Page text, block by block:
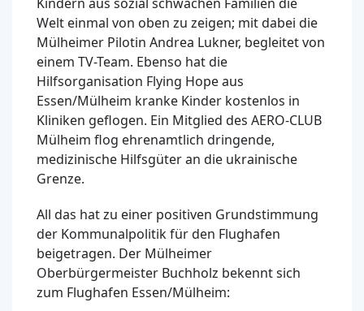
Welt einmal von oben zu zeigen; mit dabei die
Mülheimer Pilotin Andrea Lukner, begleitet von
einem TV-Team. Ebenso hat die
Hilfsorganisation Flying Hope aus
Essen/Mülheim kranke Kinder kostenlos in
Kliniken geflogen. Ein Mitglied des AERO-CLUB
Mülheim flog ehrenamtlich dringende,
medizinische Hilfsgüter an die ukrainische
Grenze.
All das hat zu einer positiven Grundstimmung
der Kommunalpolitik für den Flughafen
beigetragen. Der Mülheimer
Oberbürgermeister Buchholz bekennt sich
zum Flughafen Essen/Mülheim: